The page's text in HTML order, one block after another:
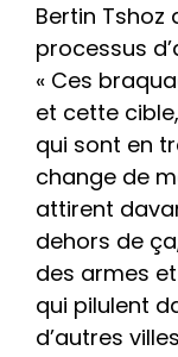
Bertin Tshoz
processus
« Ces
et cette
qui sont en
change de
attirent
dehors de
des armes
qui pilulent
d’autres